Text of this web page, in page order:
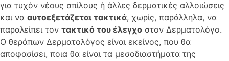
για τυχόν νέους σπίλους ή άλλες δερματικές αλλοιώσεις
και να αυτοεξετάζεται τακτικά, χωρίς, παράλληλα, να
παραλείπει τον τακτικό του έλεγχο στον Δερματολόγο.
Ο θεράπων Δερματολόγος είναι εκείνος, που θα
αποφασίσει, ποια θα είναι τα μεσοδιαστήματα της